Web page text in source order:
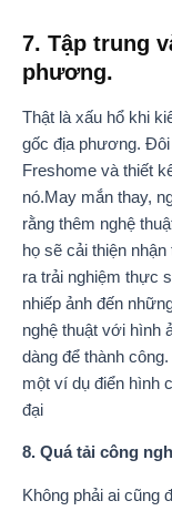
7. Tập trung
phương.
Thật là xấu hổ khi
gốc địa phương. Đôi
Freshome và thiết
nó.May mắn thay,
rằng thêm nghệ
họ sẽ cải thiện
ra trải nghiệm thực
nhiếp ảnh đến
nghệ thuật với hình
dàng để thành
một ví dụ điển hình
đại
8. Quá tải công
Không phải ai cũng